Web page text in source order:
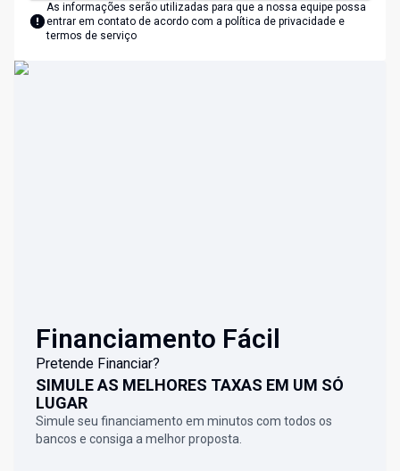
As informações serão utilizadas para que a nossa equipe possa
entrar em contato de acordo com a política de privacidade e
termos de serviço
Financiamento Fácil
Pretende Financiar?
SIMULE AS MELHORES TAXAS EM UM SÓ
LUGAR
Simule seu financiamento em minutos com todos os
bancos e consiga a melhor proposta.